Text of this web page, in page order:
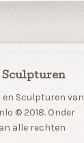
Sculpturen
Sculpturen van
© 2018. Onder
alle rechten